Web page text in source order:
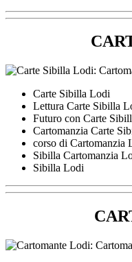
Carte Sibilla Lodi
Lettura Carte Sibilla
Futuro con Carte
Cartomanzia Carte
corso di Cartomanzia
Sibilla Cartomanzia
Sibilla Lodi